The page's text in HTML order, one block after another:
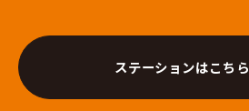
ステーションはこちら